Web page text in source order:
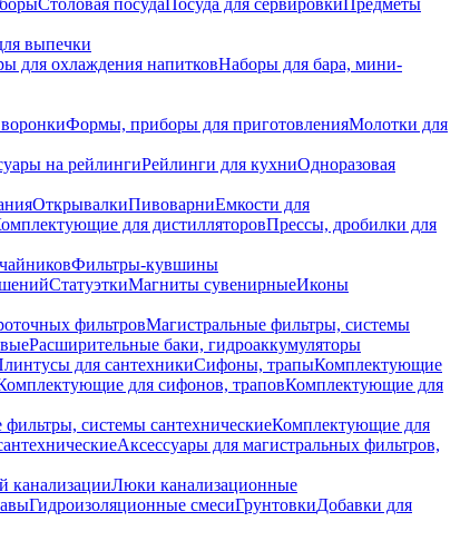
Столовая посудаПосуда для сервировкиПредметы
выпечки
для охлаждения напитковНаборы для бара, мини-
Формы, приборы для приготовленияМолотки для
на рейлингиРейлинги для кухниОдноразовая
ОткрывалкиПивоварниЕмкости для
для дистилляторовПрессы, дробилки для
Фильтры-кувшины
СтатуэткиМагниты сувенирныеИконы
фильтровМагистральные фильтры, системы
Расширительные баки, гидроаккумуляторы
для сантехникиСифоны, трапыКомплектующие
для сифонов, траповКомплектующие для
системы сантехническиеКомплектующие для
Аксессуары для магистральных фильтров,
канализацииЛюки канализационные
Гидроизоляционные смесиГрунтовкиДобавки для